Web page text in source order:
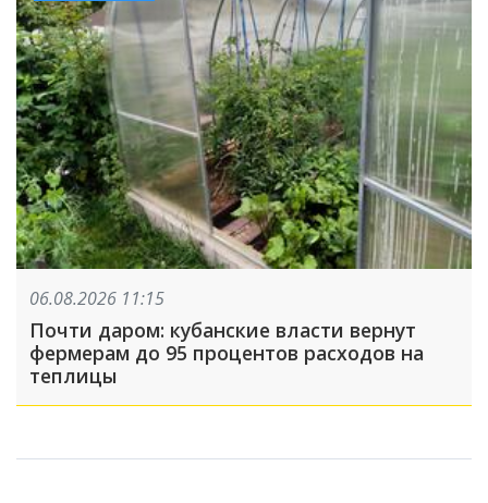
06.08.2026 11:15
Почти даром: кубанские власти вернут
фермерам до 95 процентов расходов на
теплицы